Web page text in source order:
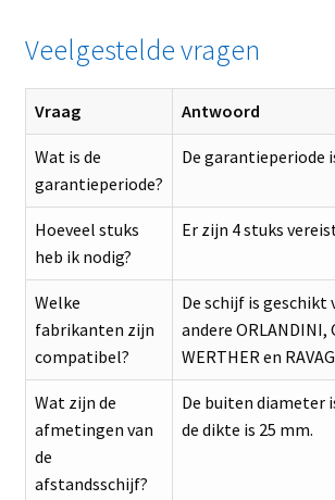
Veelgestelde vragen
Vraag Antwoord
Wat is de
garantieperiode?
De garantieperiode
Hoeveel stuks
heb ik nodig?
Er zijn 4 stuks
Welke
fabrikanten zijn
compatibel?
De schijf is geschikt
andere ORLANDINI,
WERTHER en
Wat zijn de
afmetingen van
de
afstandsschijf?
De buiten diameter
de dikte is 25 mm.